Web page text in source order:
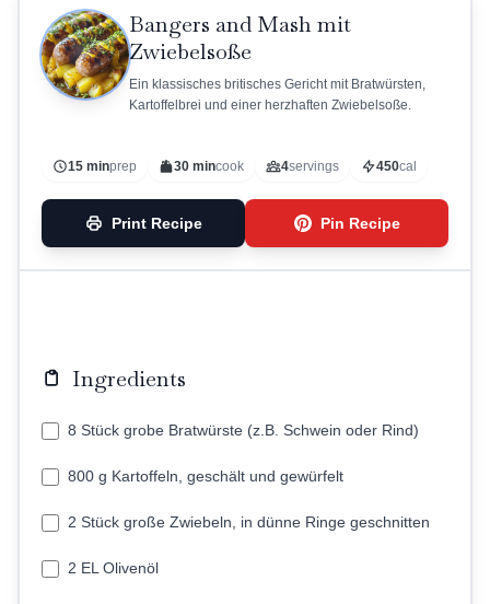
Bangers and Mash mit
Zwiebelsoße
Ein klassisches britisches Gericht mit Bratwürsten,
Kartoffelbrei und einer herzhaften Zwiebelsoße.
15 minprep 30 mincook 4servings 450cal
Print Recipe Pin Recipe
Ingredients
8 Stück grobe Bratwürste (z.B. Schwein oder Rind)
800 g Kartoffeln, geschält und gewürfelt
2 Stück große Zwiebeln, in dünne Ringe geschnitten
2 EL Olivenöl